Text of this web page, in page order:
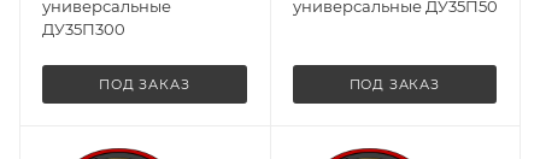
универсальные
ДУ35П300
ПОД ЗАКАЗ
универсальные ДУ35П50
ПОД ЗАКАЗ